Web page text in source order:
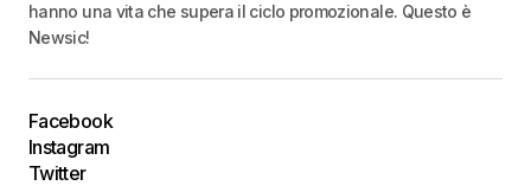
hanno una vita che supera il ciclo promozionale. Questo è
Newsic!
Facebook
Instagram
Twitter